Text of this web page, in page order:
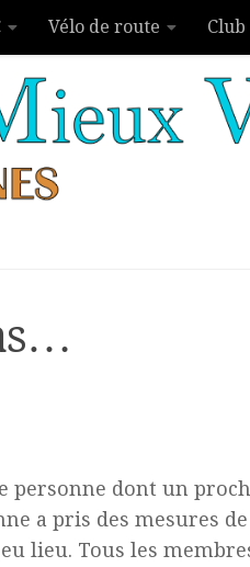
Vélo de route Club
personne dont un
a pris des mesures
lieu. Tous les